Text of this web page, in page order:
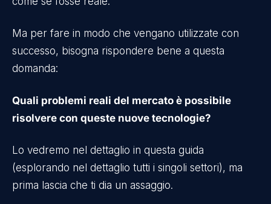
Ma per fare in modo che vengano utilizzate con
successo, bisogna rispondere bene a questa
domanda:
Quali problemi reali del mercato è possibile
risolvere con queste nuove tecnologie?
Lo vedremo nel dettaglio in questa guida
(esplorando nel dettaglio tutti i singoli settori), ma
prima lascia che ti dia un assaggio.